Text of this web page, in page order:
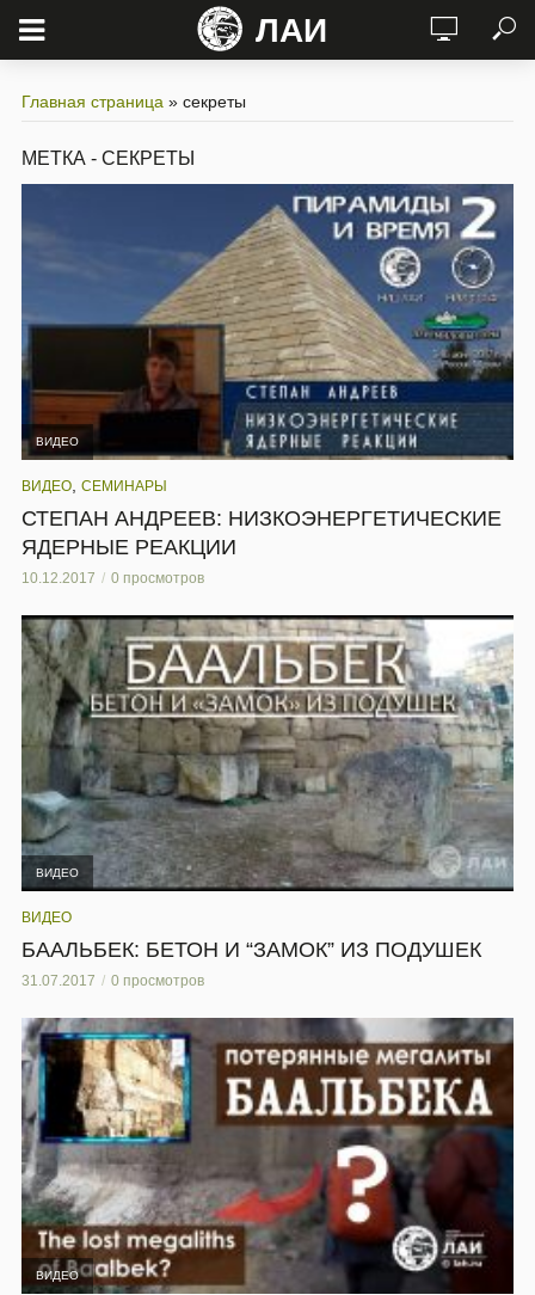
ЛАИ
Главная страница » секреты
МЕТКА - СЕКРЕТЫ
ВИДЕО
ВИДЕО СЕМИНАРЫ
СТЕПАН АНДРЕЕВ: НИЗКОЭНЕРГЕТИЧЕСКИЕ
ЯДЕРНЫЕ РЕАКЦИИ
10.12.2017 0 просмотров
ВИДЕО
ВИДЕО
БААЛЬБЕК: БЕТОН И “ЗАМОК” ИЗ ПОДУШЕК
31.07.2017 0 просмотров
ВИДЕО